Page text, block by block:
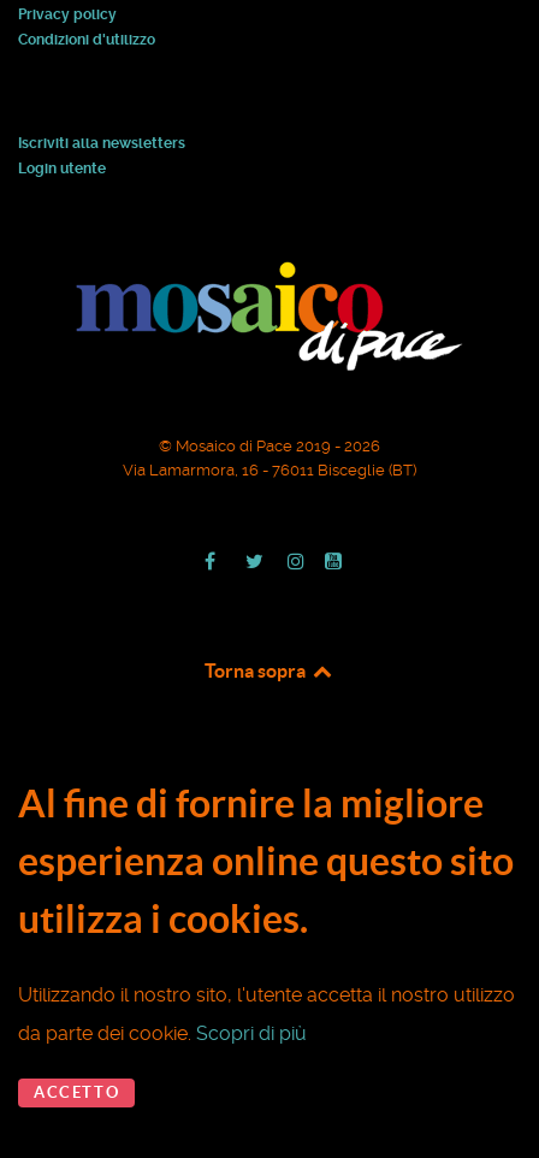
Privacy policy
Condizioni d'utilizzo
Iscriviti alla newsletters
Login utente
© Mosaico di Pace 2019 - 2026
Via Lamarmora, 16 - 76011 Bisceglie (BT)
Torna sopra
Al fine di fornire la migliore
esperienza online questo sito
utilizza i cookies.
Utilizzando il nostro sito, l'utente accetta il nostro utilizzo
da parte dei cookie. Scopri di più
ACCETTO